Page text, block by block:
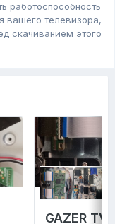
работоспособность
вашего телевизора,
скачиванием этого
GAZER